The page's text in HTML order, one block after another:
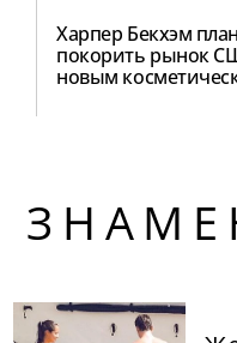
Харпер Бекхэм
покорить рынок
новым